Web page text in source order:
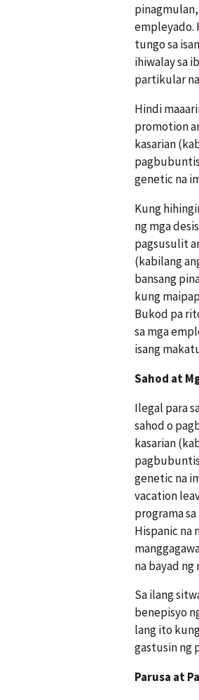
empleyado.
tungo sa
ihiwalay sa
partikular
Hindi
promotion
kasarian
genetic na
Kung
ng mga
pagsusulit
(kabilang
bansang
kung
Bukod pa
sa mga
isang
Sahod at
Ilegal para
sahod o
kasarian
genetic na
vacation
programa
Hispanic na
na bayad
Sa ilang
benepisyo
lang ito
gastusin ng
Parusa at